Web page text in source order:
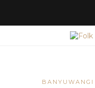
BANYUWANGI